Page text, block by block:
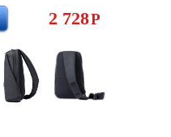
2 728Р